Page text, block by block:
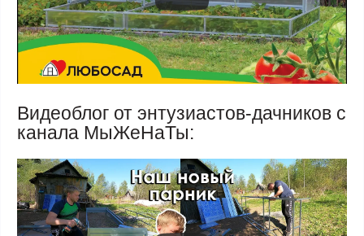
Видеоблог от энтузиастов-дачников с
канала МыЖеНаТы: